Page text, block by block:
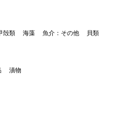
殻類 海藻 魚介：その他 貝類
漬物